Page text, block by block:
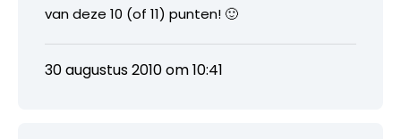
van deze 10 (of 11) punten! 🙂
30 augustus 2010 om 10:41